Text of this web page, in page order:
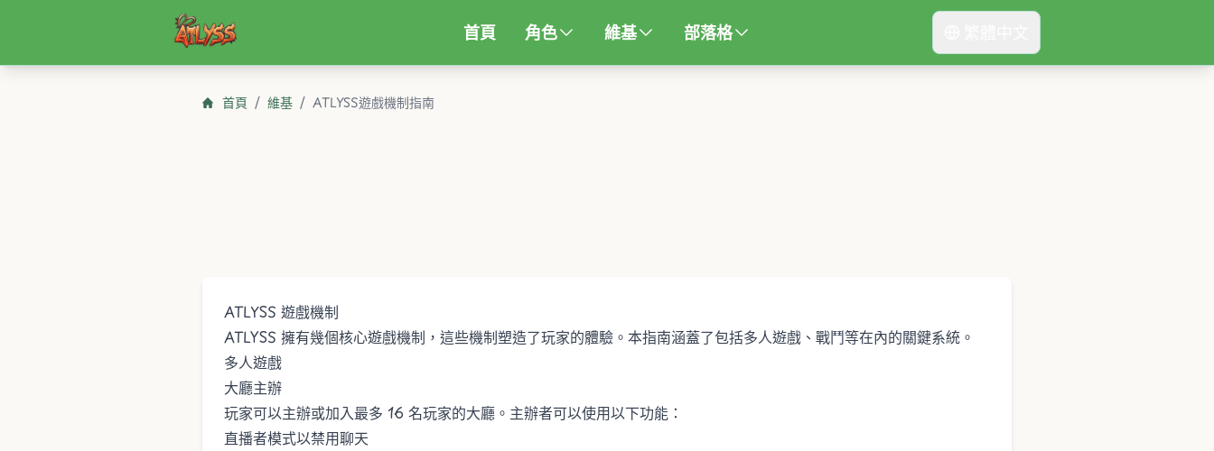
Atlyss 首頁 角色 維基 部落格
首頁 / 維基 / ATLYSS遊戲機制指南
ATLYSS 遊戲機制
ATLYSS 擁有幾個核心遊戲機制，這些機制塑造了玩家的體驗。本指南涵蓋了包括多人遊戲、戰鬥等在內的關鍵系統。
多人遊戲
大廳主辦
玩家可以主辦或加入最多 16 名玩家的大廳。主辦者可以使用以下功能：
直播者模式以禁用聊天